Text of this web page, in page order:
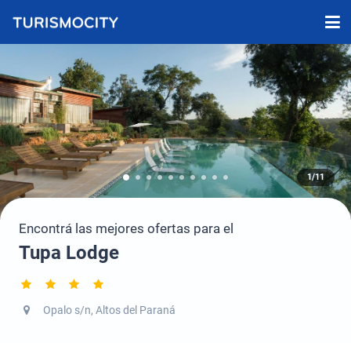
1/11
Encontrá las mejores ofertas para el
Tupa Lodge
Opalo s/n, Altos del Paraná